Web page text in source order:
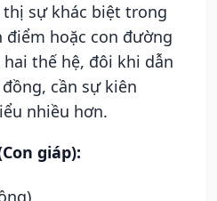
thị sự khác biệt trong
điểm hoặc con đường
thế hệ, đôi khi dẫn
cần sự kiên
nhiều hơn.
giáp):